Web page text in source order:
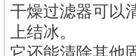
干燥过滤器可以
上结冰。